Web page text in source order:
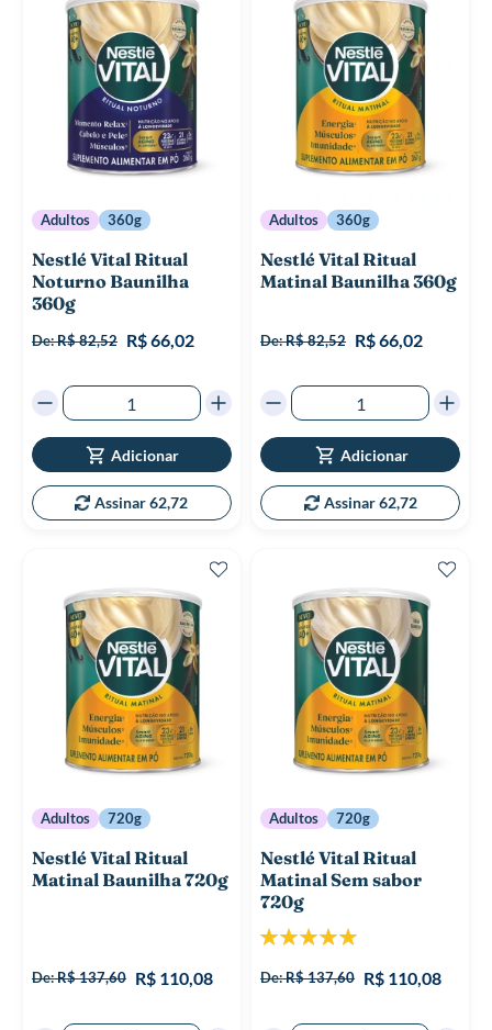
Adultos 360g
Nestlé Vital Ritual
Noturno Baunilha
360g
De:R$ 82,52 R$ 66,02
Adicionar
Assinar 62,72
Adultos 360g
Nestlé Vital Ritual
Matinal Baunilha 360g
De:R$ 82,52 R$ 66,02
Adicionar
Assinar 62,72
Adultos 720g
Nestlé Vital Ritual
Matinal Baunilha 720g
De:R$ 137,60 R$ 110,08
Adultos 720g
Nestlé Vital Ritual
Matinal Sem sabor
720g
Classificação:
De:R$ 137,60 R$ 110,08